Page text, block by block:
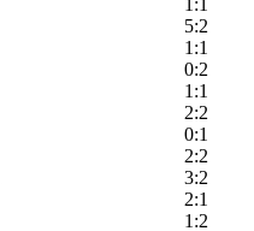
1:1
5:2
1:1
0:2
1:1
2:2
0:1
2:2
3:2
2:1
1:2